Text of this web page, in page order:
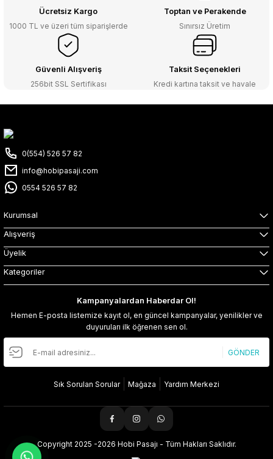
Ücretsiz Kargo
1000 TL ve üzeri tüm siparişlerde
Toptan ve Perakende
Sınırsız Üretim
Güvenli Alışveriş
256bit SSL Sertifikası
Taksit Seçenekleri
Kredi kartına taksit ve havale
0(554) 526 57 82
info@hobipasaji.com
0554 526 57 82
Kurumsal
Alışveriş
Üyelik
Kategoriler
Kampanyalardan Haberdar Ol!
Hemen E-posta listemize kayıt ol, en güncel kampanyalar, yenilikler ve
duyuruları ilk öğrenen sen ol.
GÖNDER
Sık Sorulan Sorular Mağaza Yardım Merkezi
Copyright 2025 -2026 Hobi Pasajı - Tüm Hakları Saklıdır.